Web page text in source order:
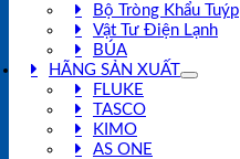
Bộ Tròng Khẩu Tuýp
Vật Tư Điện Lạnh
BÚA
HÃNG SẢN XUẤT
FLUKE
TASCO
KIMO
AS ONE